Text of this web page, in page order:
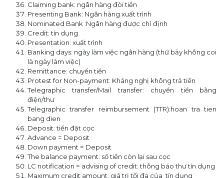
Claiming bank: ngân hàng đòi tiền
Presenting Bank: Ngân hàng xuất trình
Nominated Bank :Ngân hàng được chỉ định
Credit: tín dụng
Presentation: xuất trình
Banking days: ngày làm việc ngân hàng (thứ bảy không coi
là ngày làm việc)
Remittance: chuyển tiền
Protest for Non-payment: Kháng nghị không trả tiền
Telegraphic transfer/Mail transfer: chuyển tiền bằng
điện/thư
Telegraphic transfer reimbursement (TTR):hoan tra tien
bang dien
Deposit: tiền đặt cọc
Advance = Deposit
Down payment = Deposit
The balance payment: số tiền còn lại sau cọc
LC notification = advising of credit: thông báo thư tín dụng
Maximum credit amount: giá trị tối đa của tín dụng